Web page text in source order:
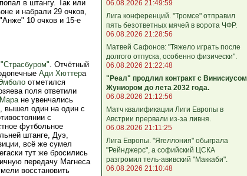
в штангу. Так или
и набрали 29 очков,
10 очков и 15-е
"Страсбуром". Отчётный
Ади Хюттера
отметился
поля ответили
не увенчались
, вышел один на один с
с
футбольное
штанге, Дуэ,
всё же сумел
тут же бросились
передачу Магнеса
восстановить
06.08.2026 21:49:59
Лига конференций. "Тромсе" отправил
пять безответных мячей в ворота ЧФР.
06.08.2026 21:28:56
Матвей Сафонов: "Тяжело играть после
долгого отпуска, особенно физически".
06.08.2026 21:22:48
"Реал" продлил контракт с Винисиусом
Жуниором до лета 2032 года.
06.08.2026 21:12:56
Матч квалификации Лиги Европы в
Австрии прервали из-за ливня.
06.08.2026 21:11:25
Лига Европы. "Ягеллония" обыграла
"Рейнджерс", а софийский ЦСКА
разгромил тель-авивский "Маккаби".
06.08.2026 21:10:48